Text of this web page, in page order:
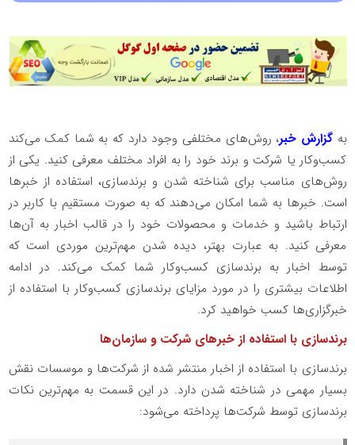
به گزارش خبر، روش‌های مختلفی وجود دارد که به شما کمک می‌کند
کسب‌و‌کار یا شرکت و برند خود را به افراد مختلف معرفی کنید. یکی از
روش‌های مناسب برای شناخته شدن و برندسازی، استفاده از خبرها
است. خبرها به شما امکان می‌دهند که به صورت مستقیم با کاربر در
ارتباط باشید و خدمات و محصولات خود را در قالب اخبار به آن‌ها
معرفی کنید. به عبارت بهتر، دیده شدن مهم‌ترین موردی است که
توسط اخبار به برندسازی کسب‌و‌کار شما کمک می‌کند. در ادامه
اطلاعات بیشتری را در مورد مزایای برندسازی کسب‌و‌کار با استفاده از
خبرگزاری‌ها کسب خواهید کرد.
برندسازی با استفاده از خبرهای شرکت و سازمان‌ها
برندسازی با استفاده از اخبار منتشر شده از شرکت‌ها و موسسات نقش
بسیار مهمی در شناخته شدن دارد. در این قسمت به مهم‌ترین نکات
برندسازی توسط شرکت‌ها پرداخته می‌شود: